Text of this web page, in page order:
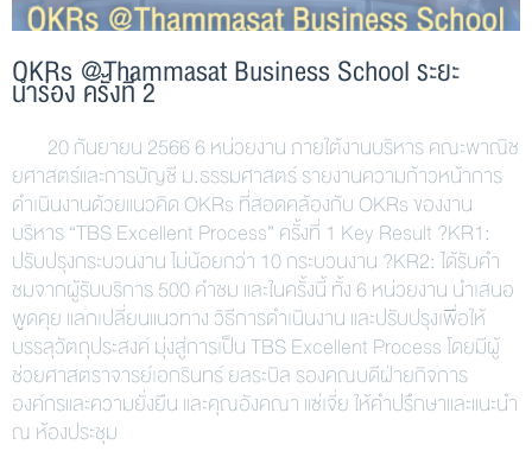
OKRs @Thammasat Business School ระยะ
นำร่อง ครั้งที่ 2
20 กันยายน 2566 6 หน่วยงาน ภายใต้งานบริหาร คณะพาณิช
ยศาสตร์และการบัญชี ม.ธรรมศาสตร์ รายงานความก้าวหน้าการ
ดำเนินงานด้วยแนวคิด OKRs ที่สอดคล้องกับ OKRs ของงาน
บริหาร “TBS Excellent Process” ครั้งที่ 1 Key Result ?KR1:
ปรับปรุงกระบวนงาน ไม่น้อยกว่า 10 กระบวนงาน ?KR2: ได้รับคำ
ชมจากผู้รับบริการ 500 คำชม และในครั้งนี้ ทั้ง 6 หน่วยงาน นำเสนอ
พูดคุย แลกเปลี่ยนแนวทาง วิธีการดำเนินงาน และปรับปรุงเพื่อให้
บรรลุวัตถุประสงค์ มุ่งสู่การเป็น TBS Excellent Process โดยมีผู้
ช่วยศาสตราจารย์เอกรินทร์ ยลระบิล รองคณบดีฝ่ายกิจการ
องค์กรและความยั่งยืน และคุณอังคณา แซ่เจี่ย ให้คำปรึกษาและแนะนำ
ณ ห้องประชุม